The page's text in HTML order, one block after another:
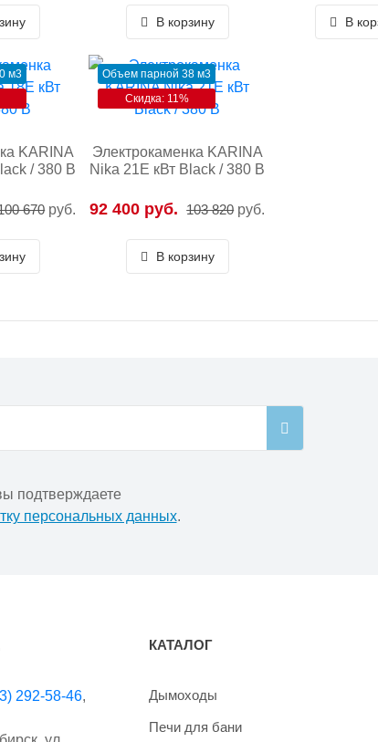
В корзину В
м3
KARINA
/ 380 В
670 руб.
Объем парной 38 м3
Скидка: 11%
Электрокаменка KARINA
Nika 21E кВт Black / 380 В
92 400 руб. 103 820 руб.
В корзину
подтверждаете
персональных данных.
292-58-46,
КАТАЛОГ
Дымоходы
Печи для бани